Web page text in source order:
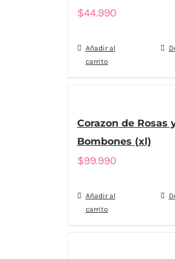
$44.990
Añadir al
carrito
Corazon de Rosas
Bombones (xl)
$99.990
Añadir al
carrito